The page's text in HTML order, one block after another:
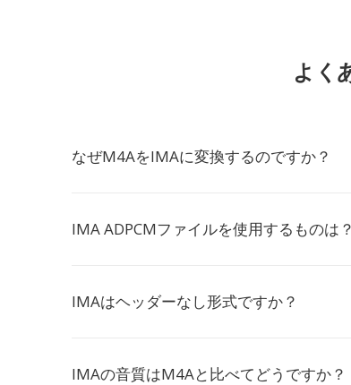
よく
なぜM4AをIMAに変換するのですか？
IMA ADPCMファイルを使用するものは？
IMAはヘッダーなし形式ですか？
IMAの音質はM4Aと比べてどうですか？